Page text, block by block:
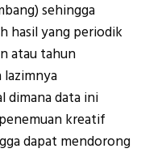
sehingga
hasil yang periodik
atau tahun
lazimnya
dimana data ini
kreatif
dapat mendorong